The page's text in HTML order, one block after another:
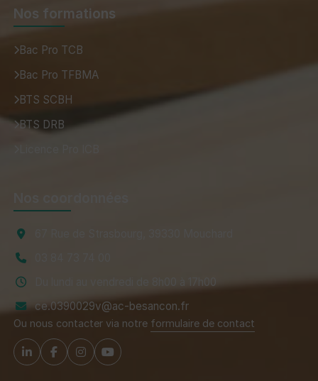
Nos formations
Bac Pro TCB
Bac Pro TFBMA
BTS SCBH
BTS DRB
Du lundi au vendredi de 8h00 à 17h00
ce.0390029v@ac-besancon.fr
Ou nous contacter via notre formulaire de contact